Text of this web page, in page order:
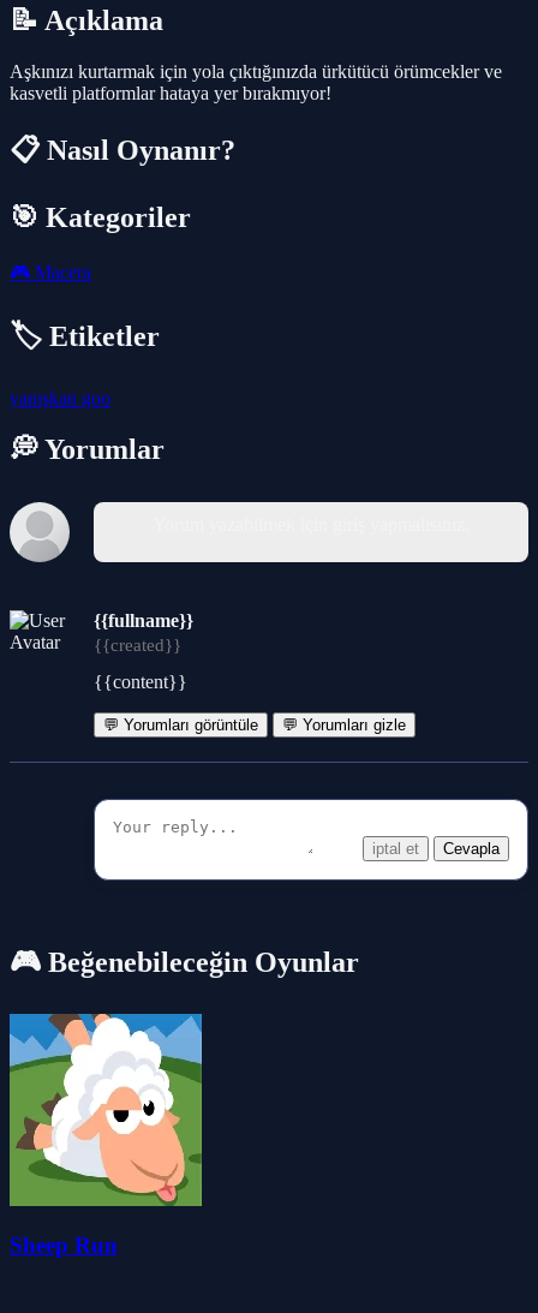
📝 Açıklama
Aşkınızı kurtarmak için yola çıktığınızda ürkütücü örümcekler ve
kasvetli platformlar hataya yer bırakmıyor!
📋 Nasıl Oynanır?
🎯 Kategoriler
🎮 Macera
🏷️ Etiketler
yapışkan goo
💭 Yorumlar
{{fullname}}
{{created}}
{{content}}
💬 Yorumları görüntüle 💬 Yorumları gizle
iptal et Cevapla
🎮 Beğenebileceğin Oyunlar
Sheep Run